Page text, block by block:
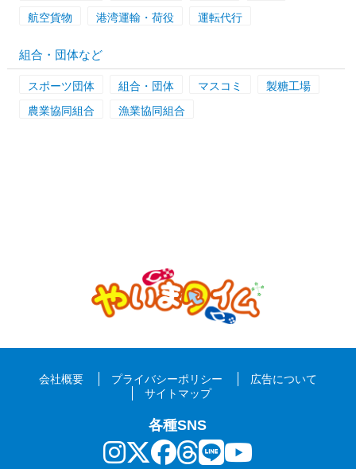
航空貨物
港湾運輸・荷役 運転代行
組合・団体など
スポーツ団体 組合・団体 マスコミ
製糖工場
農業協同組合
漁業協同組合
会社概要 プライバシーポリシー
広告について
サイトマップ
各種SNS